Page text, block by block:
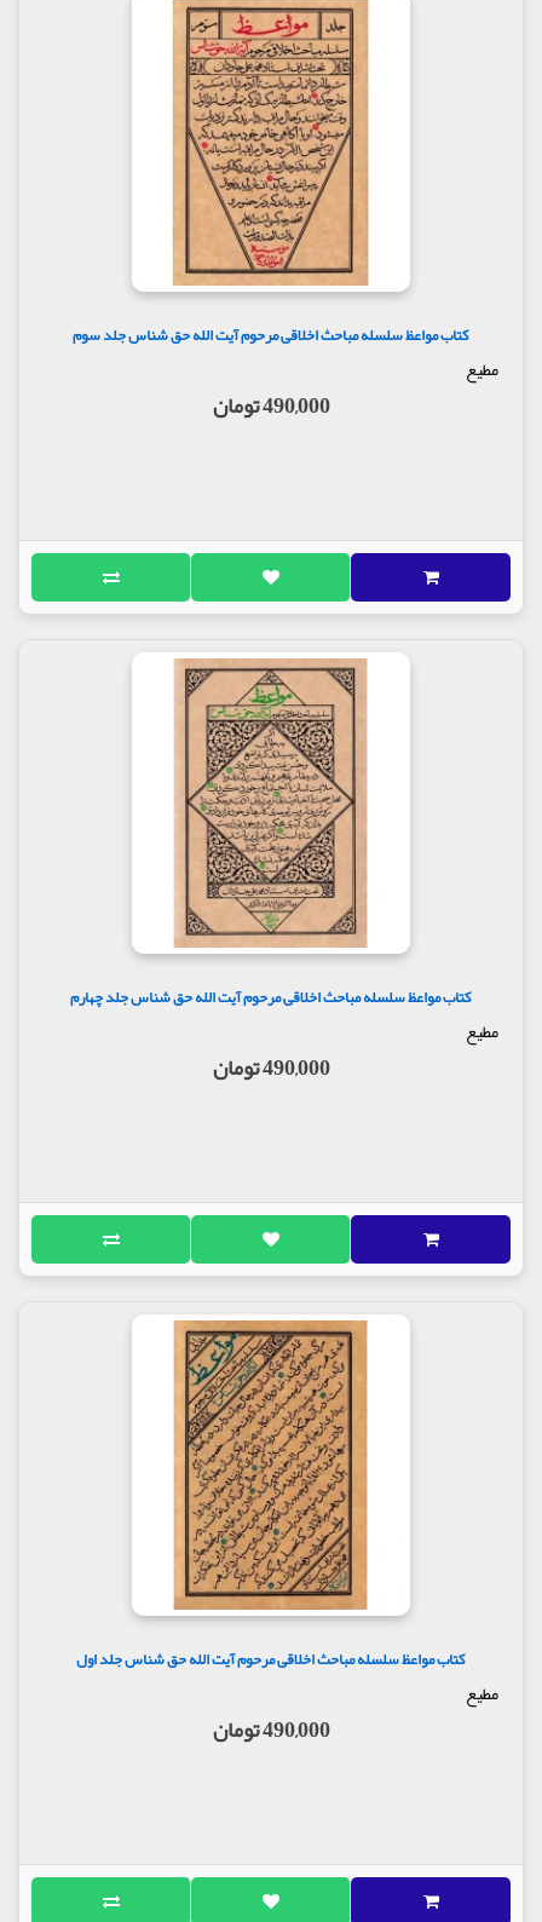
نمایید, جلسه وعظ و خطابه و پند و نصیحت تشکیل دهید,
خودرو نمی توان مهذب شد, اگر حوزه ها همین طور از
داشتن مربی اخلاق و جلسات پند و اندرز خالی باشد,
محکوم به فنا خواهد بود...
( کتاب آفات الطلاب / صفحه 137 و 138 )
مولف : حجت الاسلام شاکر برخوردار فرید
ناشر : انتشارات لاهوت
کتاب مواعظ سلسله مباحث اخلاقی مرحوم آیت الله حق شناس جلد سوم
مطیع
490,000 تومان
کتاب مواعظ سلسله مباحث اخلاقی مرحوم آیت الله حق شناس جلد چهارم
مطیع
490,000 تومان
کتاب مواعظ سلسله مباحث اخلاقی مرحوم آیت الله حق شناس جلد اول
مطیع
490,000 تومان